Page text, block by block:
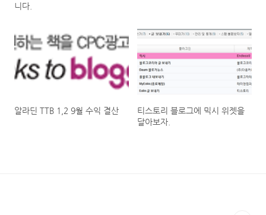
니다.
알라딘 TTB 1,2 9월 수익 결산
티스토리 블로그에 믹시 위젯을
달아보자.